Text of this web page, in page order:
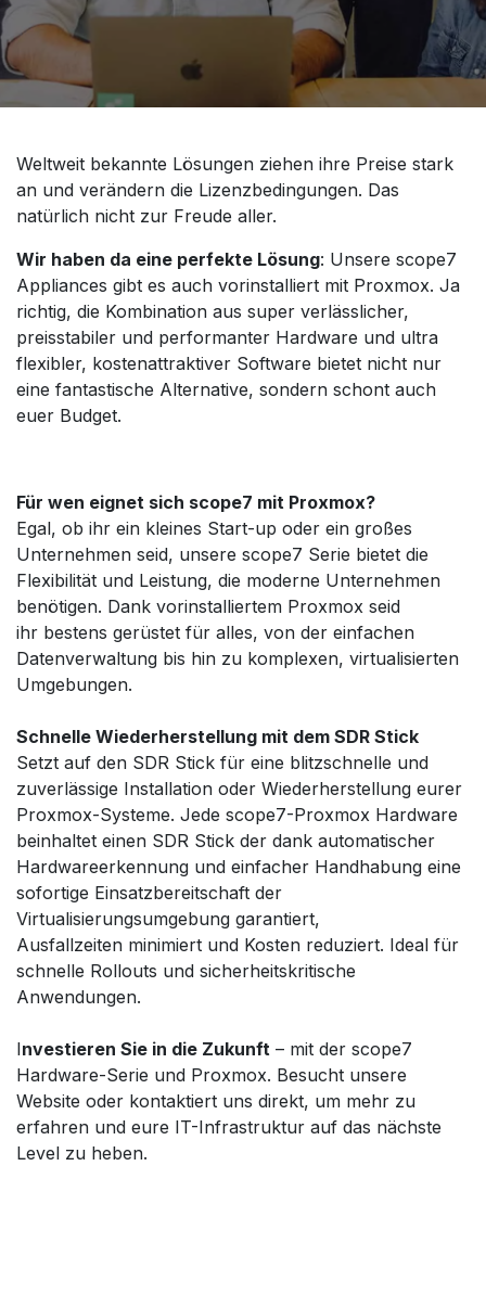
Weltweit bekannte Lösungen ziehen ihre Preise stark
an und verändern die Lizenzbedingungen. Das
natürlich nicht zur Freude aller.
Wir haben da eine perfekte Lösung: Unsere scope7
Appliances gibt es auch vorinstalliert mit Proxmox. Ja
richtig, die Kombination aus super verlässlicher,
preisstabiler und performanter Hardware und ultra
flexibler, kostenattraktiver Software bietet nicht nur
eine fantastische Alternative, sondern schont auch
euer Budget.
Für wen eignet sich scope7 mit Proxmox?
Egal, ob ihr ein kleines Start-up oder ein großes
Unternehmen seid, unsere scope7 Serie bietet die
Flexibilität und Leistung, die moderne Unternehmen
benötigen. Dank vorinstalliertem Proxmox seid
ihr bestens gerüstet für alles, von der einfachen
Datenverwaltung bis hin zu komplexen, virtualisierten
Umgebungen.
Schnelle Wiederherstellung mit dem SDR Stick
Setzt auf den SDR Stick für eine blitzschnelle und
zuverlässige Installation oder Wiederherstellung eurer
Proxmox-Systeme. Jede scope7-Proxmox Hardware
beinhaltet einen SDR Stick der dank automatischer
Hardwareerkennung und einfacher Handhabung eine
sofortige Einsatzbereitschaft der
Virtualisierungsumgebung garantiert,
Ausfallzeiten minimiert und Kosten reduziert. Ideal für
schnelle Rollouts und sicherheitskritische
Anwendungen.
Investieren Sie in die Zukunft – mit der scope7
Hardware-Serie und Proxmox. Besucht unsere
Website oder kontaktiert uns direkt, um mehr zu
erfahren und eure IT-Infrastruktur auf das nächste
Level zu heben.